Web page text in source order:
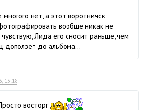
нет, а этот воротничок
вообще никак не
чувствую, Лида его сносит раньше, чем
доползёт до альбома…
13:18
восторг